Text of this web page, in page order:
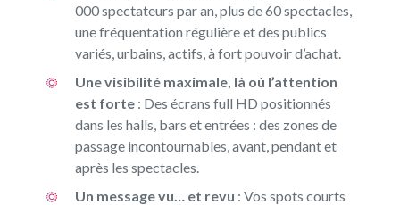
000 spectateurs par an, plus de 60 spectacles,
une fréquentation régulière et des publics
variés, urbains, actifs, à fort pouvoir d’achat.
Une visibilité maximale, là où l’attention
est forte: Des écrans full HD positionnés
dans les halls, bars et entrées : des zones de
passage incontournables, avant, pendant et
après les spectacles.
Un message vu… et revu : Vos spots courts